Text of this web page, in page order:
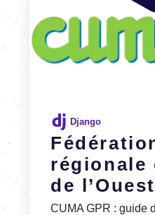
régionale
de l’Ouest
CUMA GPR : guide
Django